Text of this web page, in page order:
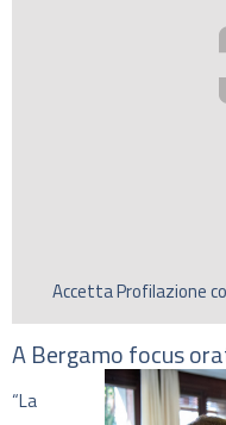
AccettaProfilazione
A Bergamo focus
“La